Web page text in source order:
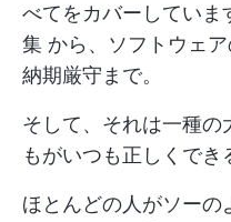
べてをカバーしていま
集 から、ソフトウェ
納期厳守まで。
そして、それは一種の
もがいつも正しくでき
ほとんどの人がソーの